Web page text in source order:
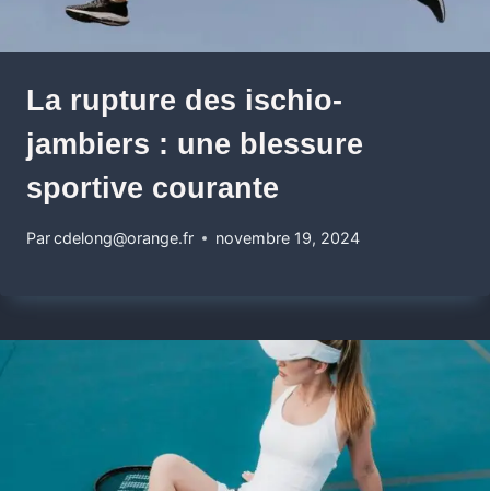
La rupture des ischio-
jambiers : une blessure
sportive courante
Parcdelong@orange.fr novembre 19, 2024